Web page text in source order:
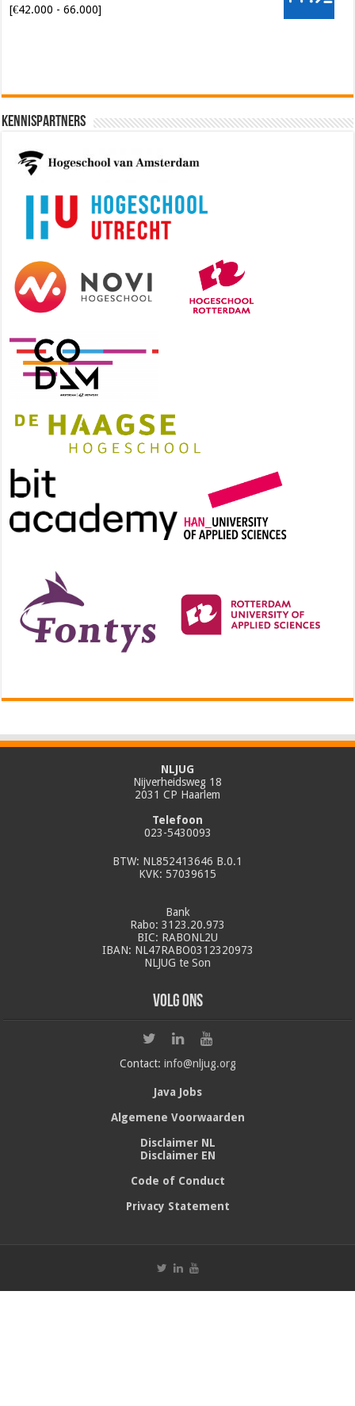
[€42.000 - 66.000]
Kennispartners
NLJUG
Nijverheidsweg 18
2031 CP Haarlem
Telefoon
023-5430093
BTW: NL852413646 B.0.1
KVK: 57039615
Bank
Rabo: 3123.20.973
BIC: RABONL2U
IBAN: NL47RABO0312320973
NLJUG te Son
Volg ons
Contact: info@nljug.org
Java Jobs
Algemene Voorwaarden
Disclaimer NL
Disclaimer EN
Code of Conduct
Privacy Statement